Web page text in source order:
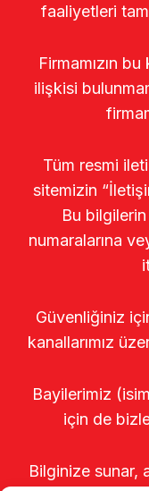
faaliyetleri
Firmamızın
ilişkisi
Tüm resmi
sitemizin
Bu bilgilerin
numaralarına
Güvenliğiniz
kanallarımız
Bayilerimiz
için de
Bilginize sunar,